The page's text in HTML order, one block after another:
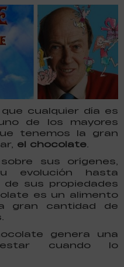
cualquier día es
de los mayores
tenemos la gran
el chocolate.
sus orígenes,
evolución hasta
sus propiedades
es un alimento
gran cantidad de
genera una
cuando lo